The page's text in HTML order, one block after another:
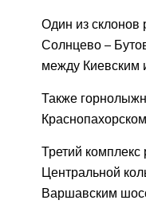
Один из склонов
Солнцево –
между Киевским
Также
Третий
Центральной
Варшавским